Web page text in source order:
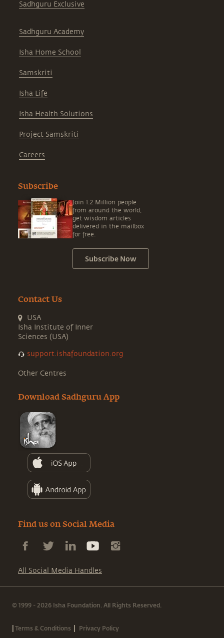
Sadhguru Exclusive
Sadhguru Academy
Isha Home School
Samskriti
Isha Life
Isha Health Solutions
Project Samskriti
Careers
Subscribe
Join 1.2 Million people
from around the world,
get wisdom articles
delivered in the mailbox
for free.
Subscribe Now
Contact Us
USA
Isha Institute of Inner
Sciences (USA)
support.ishafoundation.org
Other Centres
Download Sadhguru App
Find us on Social Media
All Social Media Handles
© 1999 - 2026 Isha Foundation. All Rights Reserved.
|Terms & Conditions | Privacy Policy